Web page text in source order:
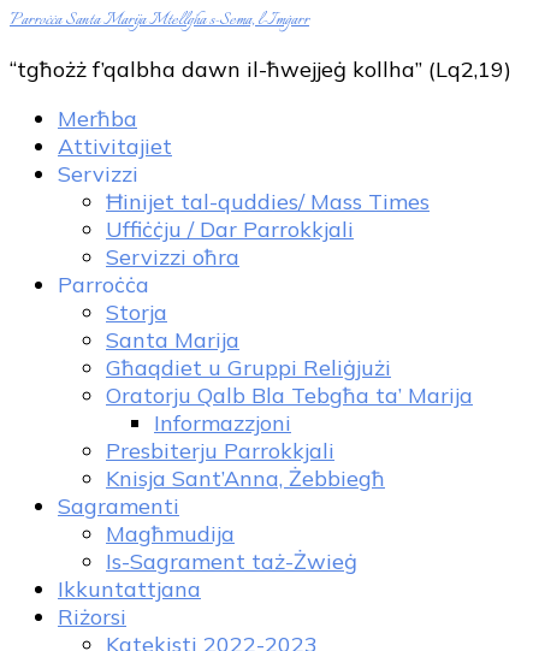
Parroċċa Santa Marija Mtellgħa s-Sema, l-Imġarr
“tgħożż f’qalbha dawn il-ħwejjeġ kollha” (Lq2,19)
Merħba
Attivitajiet
Servizzi
Ħinijet tal-quddies/ Mass Times
Uffiċċju / Dar Parrokkjali
Servizzi oħra
Parroċċa
Storja
Santa Marija
Għaqdiet u Gruppi Reliġjużi
Oratorju Qalb Bla Tebgħa ta’ Marija
Informazzjoni
Presbiterju Parrokkjali
Knisja Sant’Anna, Żebbiegħ
Sagramenti
Magħmudija
Is-Sagrament taż-Żwieġ
Ikkuntattjana
Riżorsi
Katekisti 2022-2023